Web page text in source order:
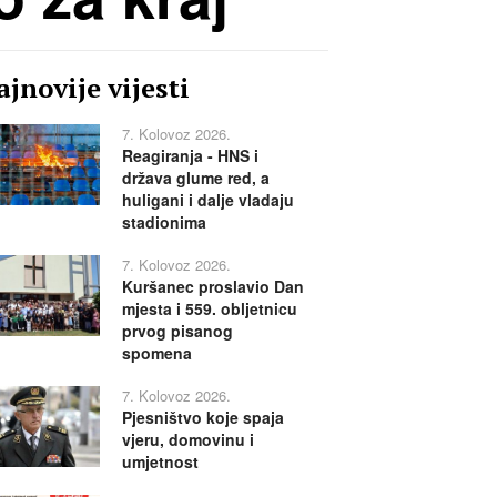
vijesti
7. Kolovoz 2026.
Reagiranja - HNS i
država glume red, a
huligani i dalje vladaju
stadionima
7. Kolovoz 2026.
Kuršanec proslavio Dan
mjesta i 559. obljetnicu
prvog pisanog
spomena
7. Kolovoz 2026.
Pjesništvo koje spaja
vjeru, domovinu i
umjetnost